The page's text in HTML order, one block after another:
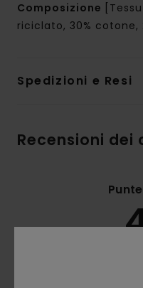
Composizione
riciclato, 30%
Spedizioni e Resi
Recensioni dei
2